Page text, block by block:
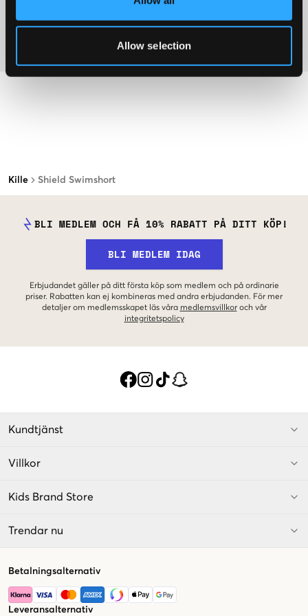
Allow selection
Kille Shield Swimshort
BLI MEDLEM OCH FÅ 10% RABATT PÅ DITT KÖP!
BLI MEDLEM IDAG
Erbjudandet gäller på ditt första köp som medlem och på ordinarie
priser. Rabatten kan ej kombineras med andra erbjudanden. För mer
detaljer om medlemsskapet läs våra medlemsvillkor och vår
integritetspolicy
Kundtjänst
Villkor
Kids Brand Store
Trendar nu
Betalningsalternativ
Leveransalternativ